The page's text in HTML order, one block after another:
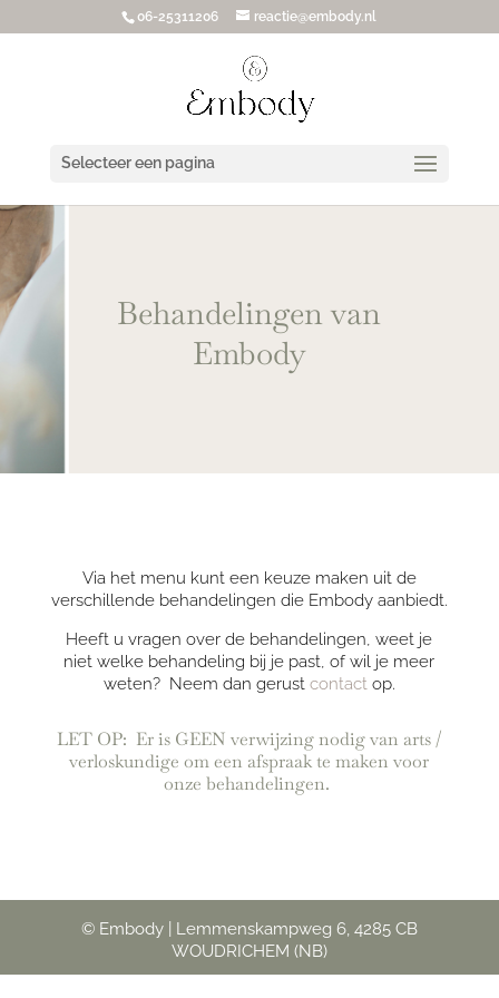
06-25311206 reactie@embody.nl
Selecteer een pagina
Behandelingen van
Embody
Via het menu kunt een keuze maken uit de
verschillende behandelingen die Embody aanbiedt.
Heeft u vragen over de behandelingen, weet je
niet welke behandeling bij je past, of wil je meer
weten? Neem dan gerust contactop.
LET OP: Er is GEEN verwijzing nodig van arts /
verloskundige om een afspraak te maken voor
onze behandelingen.
© Embody | Lemmenskampweg 6, 4285 CB
WOUDRICHEM (NB)